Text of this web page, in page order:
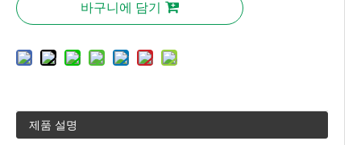
바구니에 담기
제품 설명